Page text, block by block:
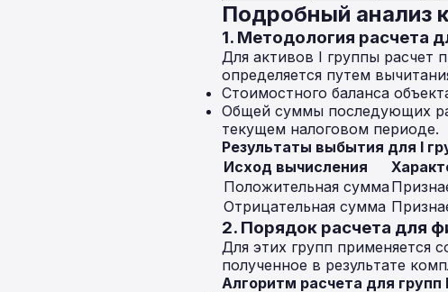
Подробный анализ
1. Методология расчета
Для активов I группы расчет
определяется путем
Стоимостного баланса
Общей суммы последующих
текущем налоговом периоде.
Результаты выбытия для I
Исход вычисления
Положительная сумма
Отрицательная сумма
2. Порядок расчета для
Для этих групп применяется
полученное в результате
Алгоритм расчета для групп